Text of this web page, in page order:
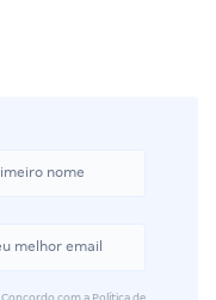
Concordo com a Política de